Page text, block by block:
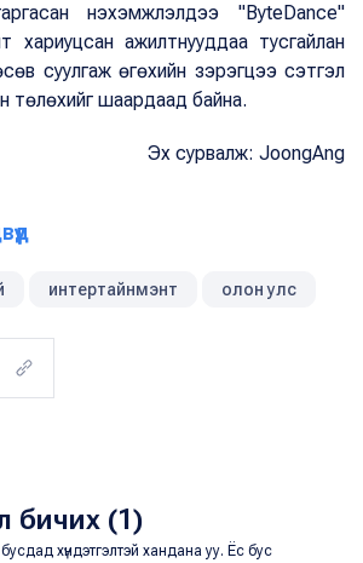
нэхэмжлэлдээ "ByteDance"
хариуцсан ажилтнууддаа тусгайлан
суулгаж өгөхийн зэрэгцээ сэтгэл
төлөхийг шаардаад байна.
Эх сурвалж: JoongAng
интертайнмэнт олон улс
бичих (1)
хүндэтгэлтэй хандана уу. Ёс бус